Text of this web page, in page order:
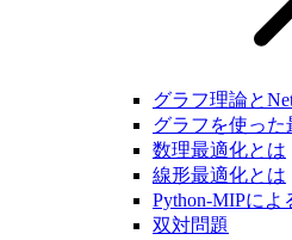
グラフ理論と
グラフを使った
数理最適化とは
線形最適化とは
Python-MIPに
双対問題